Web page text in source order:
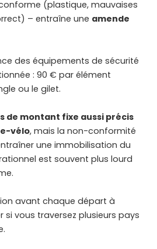
(plastique, mauvaises
– entraîne une amende
des équipements de sécurité
: 90 € par élément
ou le gilet.
de montant fixe aussi précis
vélo, mais la non-conformité
une immobilisation du
est souvent plus lourd
avant chaque départ à
si vous traversez plusieurs pays